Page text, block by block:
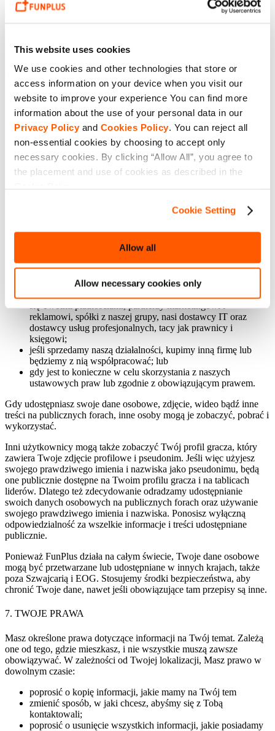
This website uses cookies
We use cookies and other technologies that store or
access information on your device when you visit our
website to improve your experience You can find more
information about the use of your personal data in our
Privacy Policyand Cookies Policy. You can reject all
non-essential cookies by choosing to accept only
necessary cookies. By clicking “Allow All”, you agree to
the placement and use of cookies as described in the
Cookie Setting
Allow all
Allow necessary cookies only
przypadku może się zdarzyć, że nie będziesz w stanie grać.
Jeśli mieszkasz w Szwajcarii, Wielkiej Brytanii lub jakimś kraju na
terenie Europejskiego Obszaru Gospodarczego (EOG), musimy Cię
uprzedzić, że informacje na Twój temat mogą być udostępniane
firmom mającym siedzibę poza Twoim krajem.
Będziemy przestrzegać przepisów o ochronie danych, aby
zapewnić, że firmy, którym udostępniamy informacje na Twój
temat, przestrzegają zasad ochrony tych informacji i bezpiecznie je
przechowują.
krajach. Tylko upoważnieni pracownicy, którzy potrzebują
tych informacji do wykonywania swojej pracy, mogą mieć do
nich dostęp i muszą przestrzegać ścisłych zasad
bezpieczeństwa, aby je chronić;
z innymi firmami, takimi jak platformy gier, firmy zajmujące
reklamowi, spółki z naszej grupy, nasi dostawcy IT oraz
dostawcy usług profesjonalnych, tacy jak prawnicy i
księgowi;
jeśli sprzedamy naszą działalności, kupimy inną firmę lub
będziemy z nią współpracować; lub
gdy jest to konieczne w celu skorzystania z naszych
ustawowych praw lub zgodnie z obowiązującym prawem.
Gdy udostępniasz swoje dane osobowe, zdjęcie, wideo bądź inne
treści na publicznych forach, inne osoby mogą je zobaczyć, pobrać i
wykorzystać.
Inni użytkownicy mogą także zobaczyć Twój profil gracza, który
zawiera Twoje zdjęcie profilowe i pseudonim. Jeśli więc użyjesz
swojego prawdziwego imienia i nazwiska jako pseudonimu, będą
one publicznie dostępne na Twoim profilu gracza i na tablicach
liderów. Dlatego też zdecydowanie odradzamy udostępnianie
swoich danych osobowych na publicznych forach oraz używanie
swojego prawdziwego imienia i nazwiska. Ponosisz wyłączną
odpowiedzialność za wszelkie informacje i treści udostępniane
publicznie.
Ponieważ FunPlus działa na całym świecie, Twoje dane osobowe
mogą być przetwarzane lub udostępniane w innych krajach, także
poza Szwajcarią i EOG. Stosujemy środki bezpieczeństwa, aby
chronić Twoje dane, nawet jeśli obowiązujące tam przepisy są inne.
7. TWOJE PRAWA
Masz określone prawa dotyczące informacji na Twój temat. Zależą
one od tego, gdzie mieszkasz, i nie wszystkie muszą zawsze
obowiązywać. W zależności od Twojej lokalizacji, Masz prawo w
dowolnym czasie:
poprosić o kopię informacji, jakie mamy na Twój tem
zmienić sposób, w jaki chcesz, abyśmy się z Tobą
kontaktowali;
poprosić o usunięcie wszystkich informacji, jakie posiadamy